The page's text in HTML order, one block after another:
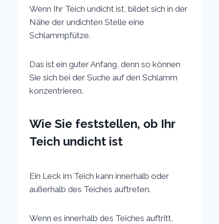
Wenn Ihr Teich undicht ist, bildet sich in der
Nähe der undichten Stelle eine
Schlammpfütze.
Das ist ein guter Anfang, denn so können
Sie sich bei der Suche auf den Schlamm
konzentrieren.
Wie Sie feststellen, ob Ihr
Teich undicht ist
Ein Leck im Teich kann innerhalb oder
außerhalb des Teiches auftreten.
Wenn es innerhalb des Teiches auftritt,